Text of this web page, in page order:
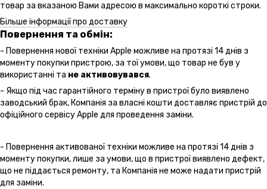
товар за вказаною Вами адресою в максимально короткі строки.
Більше інформації про доставку
Повернення та обмін:
- Повернення нової техніки Apple можливе на протязі 14 днів з
моменту покупки пристрою, за тої умови, що товар не був у
використанні та не активовувався.
- Якщо під час гарантійного терміну в пристрої було виявлено
заводський брак, Компанія за власні кошти доставляє пристрій до
офіційного сервісу Apple для проведення заміни.
- Повернення активованої техніки можливе на протязі 14 днів з
моменту покупки, лише за умови, що в пристрої виявлено дефект,
що не піддається ремонту, та Компанія не може надати пристрій
для заміни.